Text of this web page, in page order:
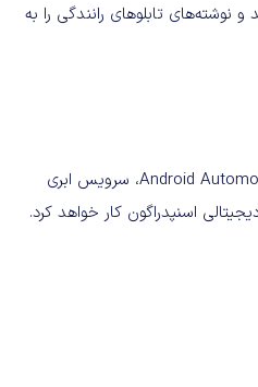
نوشته‌های تابلو‌های رانندگی را به
این پلتفرم روی سیستم‌عامل Android Automotive، سرویس ابری